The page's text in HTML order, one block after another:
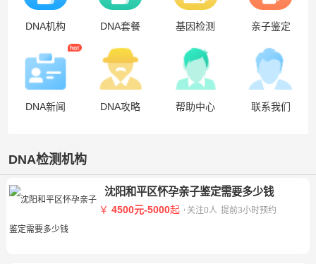
DNA机构 DNA套餐 基因检测 亲子鉴定
DNA新闻 DNA攻略 帮助中心 联系我们
DNA检测机构
沈阳和平区怀孕亲子鉴定需要多少钱
￥ 4500元-5000起 关注0人 提前3小时预约